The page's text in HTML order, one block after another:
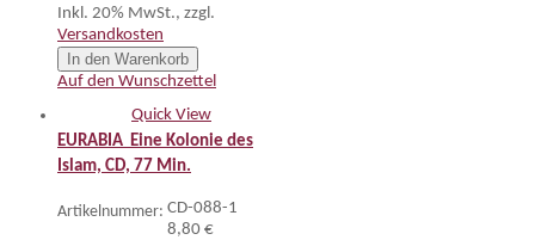
Inkl. 20% MwSt., zzgl.
Versandkosten
In den Warenkorb
Auf den Wunschzettel
Quick View
EURABIA  Eine Kolonie des
Islam, CD, 77 Min.
Artikelnummer: CD-088-1
8,80 €